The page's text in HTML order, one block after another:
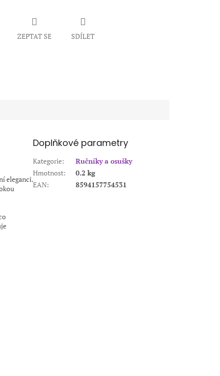
ZEPTAT SE SDÍLET
eleganci.
Doplňkové parametry
Kategorie:
Ručníky a osušky
Hmotnost:
0.2 kg
EAN: 8594157754531